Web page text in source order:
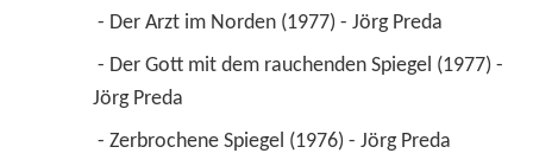
- Der Arzt im Norden (1977) - Jörg Preda
Jörg Preda
- Zerbrochene Spiegel (1976) - Jörg Preda